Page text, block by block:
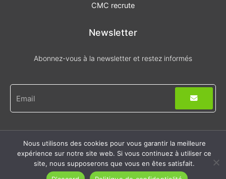
CMC recrute
Newsletter
Abonnez-vous à la newsletter et restez informés
mail
Envoyer
© Tous droits réservés
Site réalisé par Toufic
Nous utilisons des cookies pour vous garantir la meilleure
expérience sur notre site web. Si vous continuez à utiliser ce
site, nous supposerons que vous en êtes satisfait.